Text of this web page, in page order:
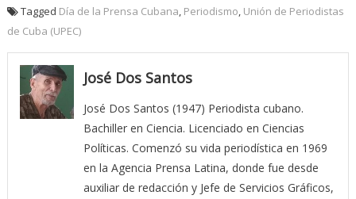
Tagged Día de la Prensa Cubana, Periodismo, Unión de Periodistas
de Cuba (UPEC)
José Dos Santos
José Dos Santos (1947) Periodista cubano.
Bachiller en Ciencia. Licenciado en Ciencias
Políticas. Comenzó su vida periodística en 1969
en la Agencia Prensa Latina, donde fue desde
auxiliar de redacción y Jefe de Servicios Gráficos,